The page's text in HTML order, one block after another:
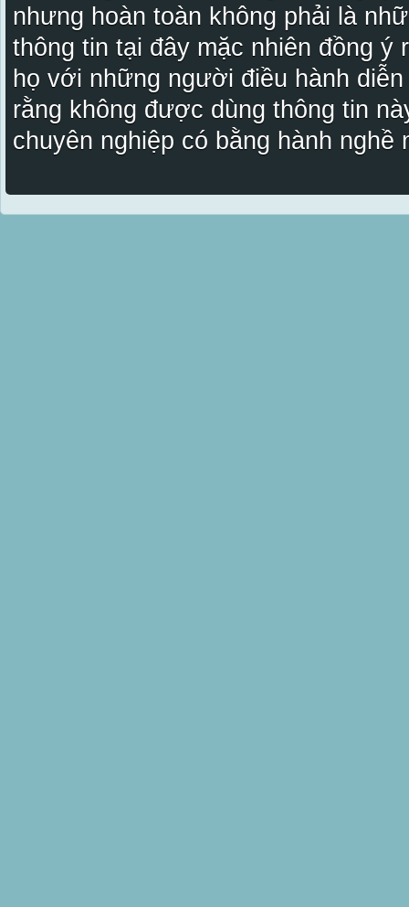
nhưng hoàn toàn không phải là
thông tin tại đây mặc nhiên đồng ý
họ với những người điều hành
rằng không được dùng thông tin
chuyên nghiệp có bằng hành